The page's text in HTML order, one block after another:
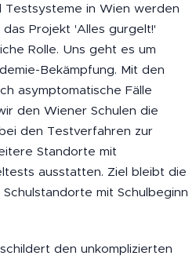
Testsysteme in Wien werden
Projekt 'Alles gurgelt!'
Rolle. Uns geht es um
Bekämpfung. Mit den
asymptomatische Fälle
den Wiener Schulen die
den Testverfahren zur
Standorte mit
ausstatten. Ziel bleibt die
mit Schulbeginn
den unkomplizierten